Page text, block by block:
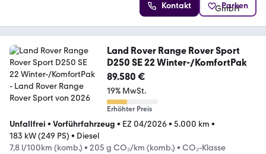
Kontakt Parken
Land Rover Range Rover Sport
D250 SE 22 Winter-/KomfortPak
89.580 €
19% MwSt.
Erhöhter Preis
Unfallfrei • Vorführfahrzeug • EZ 04/2026• 5.000 km •
183 kW (249 PS) • Diesel
7,8 l/100km (komb.) • 205 g CO₂/km (komb.) • CO₂-Klasse